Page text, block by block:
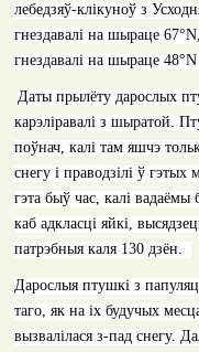
лебедзяў-клікуноў з
гнездавалі на шыраце 67°N,
гнездавалі на шыраце 48°N
Даты прылёту дарослых
карэліравалі з шыратой.
поўнач, калі там яшчэ
снегу і праводзілі ў
гэта быў час, калі вадаёмы
каб адкласці яйкі,
патрэбныя каля 130 дзён.
Дарослыя птушкі з
таго, як на іх будучых
вызвалілася з-пад снегу.